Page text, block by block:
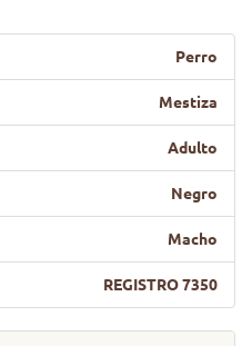
Perro
Mestiza
Adulto
Negro
Macho
REGISTRO 7350